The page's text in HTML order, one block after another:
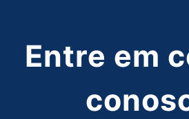
Entre em